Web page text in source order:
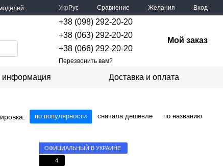
Укр Рус Сравнение Желания Вход
+38 (098) 292-20-20
+38 (063) 292-20-20
+38 (066) 292-20-20
Перезвонить вам?
Мой заказ
информация Доставка и оплата
по популярности сначала дешевле по названию
ОФИЦИАЛЬНЫЙ В УКРАИНЕ
4